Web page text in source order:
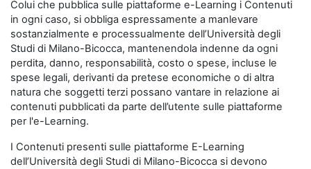
Colui che pubblica sulle piattaforme e-Learning i Contenuti
in ogni caso, si obbliga espressamente a manlevare
sostanzialmente e processualmente dell’Università degli
Studi di Milano-Bicocca, mantenendola indenne da ogni
perdita, danno, responsabilità, costo o spese, incluse le
spese legali, derivanti da pretese economiche o di altra
natura che soggetti terzi possano vantare in relazione ai
contenuti pubblicati da parte dell’utente sulle piattaforme
per l'e-Learning.
I Contenuti presenti sulle piattaforme E-Learning
dell’Università degli Studi di Milano-Bicocca si devono